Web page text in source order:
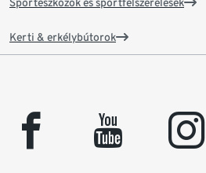
Sporteszközök és sportfelszerelések
Kerti & erkélybútorok
facebook youtube instagram